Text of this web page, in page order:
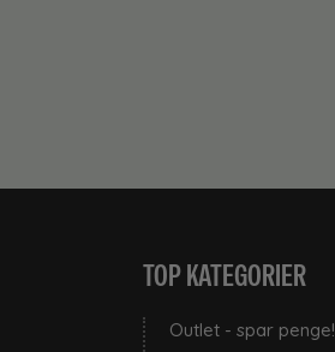
TOP KATEGORIER
Outlet - spar penge!